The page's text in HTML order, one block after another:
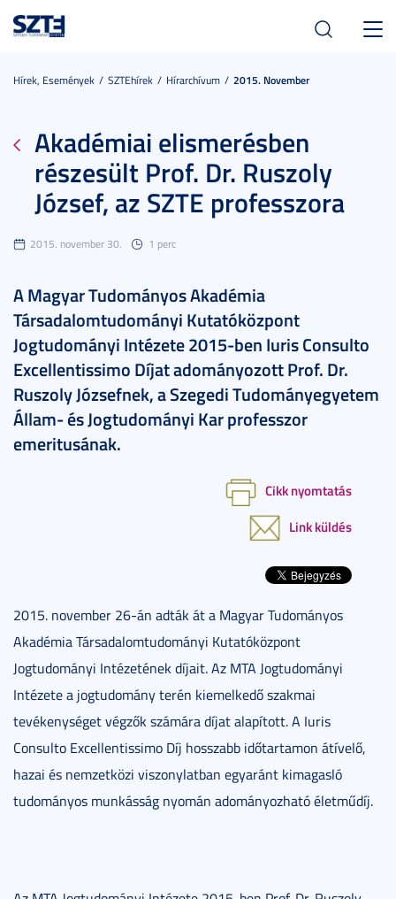
Hírek, Események SZTEhírek Hírarchívum 2015. November
Akadémiai elismerésben
részesült Prof. Dr. Ruszoly
József, az SZTE professzora
2015. november 30. 1 perc
A Magyar Tudományos Akadémia
Társadalomtudományi Kutatóközpont
Jogtudományi Intézete 2015-ben Iuris Consulto
Excellentissimo Díjat adományozott Prof. Dr.
Ruszoly Józsefnek, a Szegedi Tudományegyetem
Állam- és Jogtudományi Kar professzor
emeritusának.
Cikk nyomtatás
Link küldés
2015. november 26-án adták át a Magyar Tudományos
Akadémia Társadalomtudományi Kutatóközpont
Jogtudományi Intézetének díjait. Az MTA Jogtudományi
Intézete a jogtudomány terén kiemelkedő szakmai
tevékenységet végzők számára díjat alapított. A Iuris
Consulto Excellentissimo Díj hosszabb időtartamon átívelő,
hazai és nemzetközi viszonylatban egyaránt kimagasló
tudományos munkásság nyomán adományozható életműdíj.